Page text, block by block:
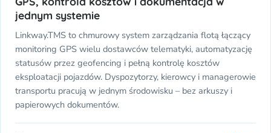
jednym systemie
Linkway.TMS to chmurowy system zarządzania flotą łączący
monitoring GPS wielu dostawców telematyki, automatyzację
statusów przez geofencing i pełną kontrolę kosztów
eksploatacji pojazdów. Dyspozytorzy, kierowcy i managerowie
transportu pracują w jednym środowisku – bez arkuszy i
papierowych dokumentów.